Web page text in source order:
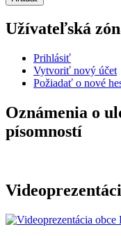
Užívateľská
Prihlásiť
Vytvoriť nový účet
Požiadať o nové
Oznámenia o
písomností